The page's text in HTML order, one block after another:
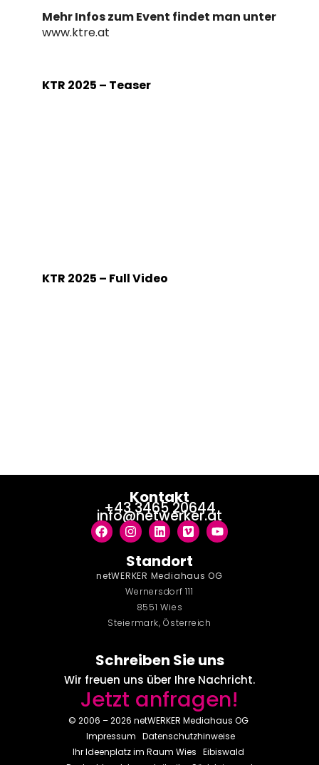
Mehr Infos zum Event findet man unter
www.ktre.at
KTR 2025 – Teaser
KTR 2025 – Full Video
Standort
netWERKER Mediahaus OG
Wernersdorf 111
8551 Wies
Steiermark, Österreich
Kontakt
+43 3465 20644
info@netwerker.at
Schreiben Sie uns
Wir freuen uns über Ihre Nachricht.
Jetzt anfragen!
© 2006 – 2026 netWERKER Mediahaus OG
Impressum Datenschutzhinweise
Ihr Ideenplatz im Raum Wies Eibiswald